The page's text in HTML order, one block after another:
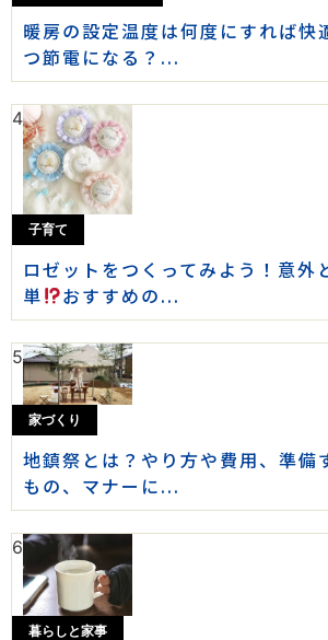
暖房の設定温度は何度にすれば快
つ節電になる？...
4
子育て
ロゼットをつくってみよう！意外
単
おすすめの...
5
家づくり
地鎮祭とは？やり方や費用、準備
もの、マナーに...
6
暮らしと家事